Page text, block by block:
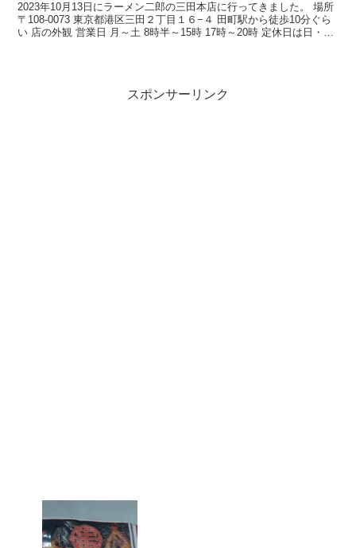
2023年10月13日にラーメン二郎の三田本店に行ってきました。 場所
〒108-0073 東京都港区三田２丁目１６−４ 田町駅から徒歩10分ぐら
い 店の外観 営業日 月～土 8時半～15時 17時～20時 定休日は日・祝
スポンサーリンク